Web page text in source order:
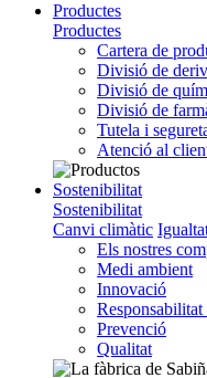
Productes
Productes
Cartera de
Divisió de
Divisió de
Divisió de
Tutela i
Atenció al
Sostenibilitat
Sostenibilitat
Canvi climàtic
Els nostres
Medi ambient
Innovació
Responsabilitat
Prevenció
Qualitat